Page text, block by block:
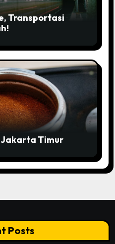
Transportasi
Jakarta Timur
Posts